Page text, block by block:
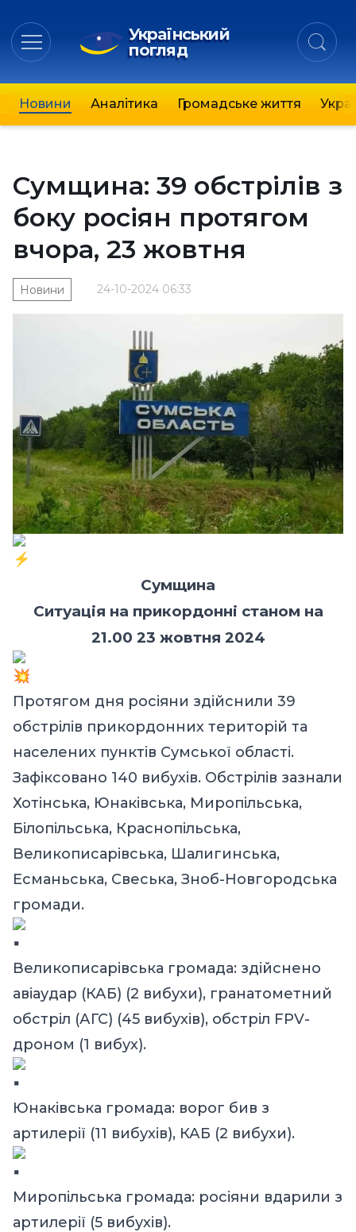
Український
погляд
Новини Аналітика Громадське життя
Сумщина: 39 обстрілів з
боку росіян протягом
вчора, 23 жовтня
24-10-2024 06:33
Новини
Сумщина
Ситуація на прикордонні станом на
21.00 23 жовтня 2024
Протягом дня росіяни здійснили 39
обстрілів прикордонних територій та
населених пунктів Сумської області.
Зафіксовано 140 вибухів. Обстрілів зазнали
Хотінська, Юнаківська, Миропільська,
Білопільська, Краснопільська,
Великописарівська, Шалигинська,
Есманьська, Свеська, Зноб-Новгородська
громади.
Великописарівська громада: здійснено
авіаудар (КАБ) (2 вибухи), гранатометний
обстріл (АГС) (45 вибухів), обстріл FPV-
дроном (1 вибух).
Юнаківська громада: ворог бив з
артилерії (11 вибухів), КАБ (2 вибухи).
Миропільська громада: росіяни вдарили з
артилерії (5 вибухів).